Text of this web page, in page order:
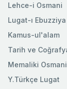
Lehce-i Osmani
Lugat-ı Ebuzziya
Kamus-ul'alam
Tarih ve
Memaliki Osmani
Y.Türkçe Lugat